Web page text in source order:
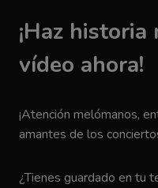
¡Haz historia
vídeo ahora!
¡Atención melómanos,
amantes de los
¿Tienes guardado en tu